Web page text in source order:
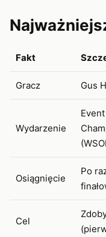
Fakt
Gracz Gus
Wydarzenie
Osiągnięcie
Po
Cel